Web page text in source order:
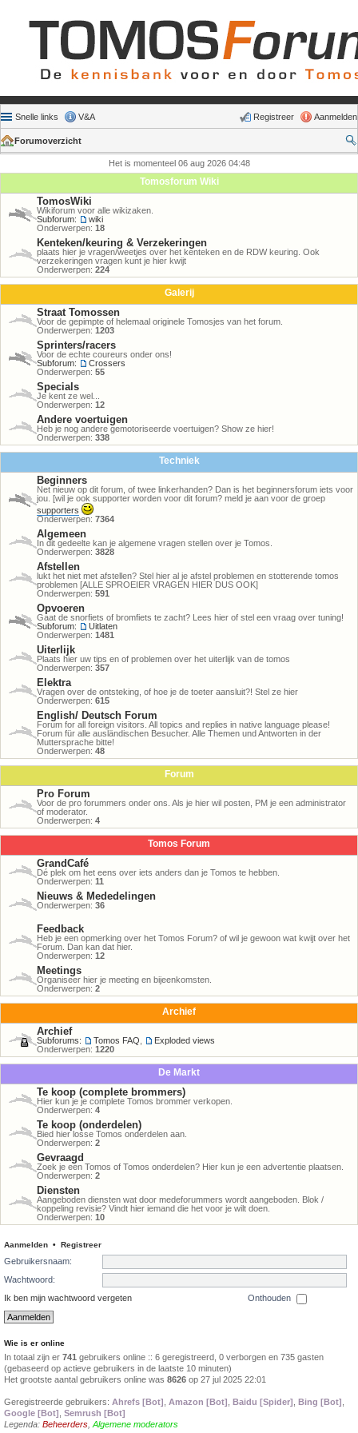
Snelle links V&A Aanmelden
Registreer
Forumoverzicht
Het is momenteel 06 aug 2026 04:48
Tomosforum Wiki
TomosWiki
Wikiforum voor alle wikizaken.
Subforum:
wiki
Onderwerpen: 18
Kenteken/keuring & Verzekeringen
plaats hier je vragen/weetjes over het kenteken en de RDW keuring. Ook
verzekeringen vragen kunt je hier kwijt
Onderwerpen: 224
Galerij
Straat Tomossen
Voor de gepimpte of helemaal originele Tomosjes van het forum.
Onderwerpen: 1203
Sprinters/racers
Voor de echte coureurs onder ons!
Subforum:
Crossers
Onderwerpen: 55
Specials
Je kent ze wel...
Onderwerpen: 12
Andere voertuigen
Heb je nog andere gemotoriseerde voertuigen? Show ze hier!
Onderwerpen: 338
Techniek
Beginners
Net nieuw op dit forum, of twee linkerhanden? Dan is het beginnersforum iets voor
jou. [wil je ook supporter worden voor dit forum? meld je aan voor de groep
supporters
Onderwerpen: 7364
Algemeen
In dit gedeelte kan je algemene vragen stellen over je Tomos.
Onderwerpen: 3828
Afstellen
lukt het niet met afstellen? Stel hier al je afstel problemen en stotterende tomos
problemen [ALLE SPROEIER VRAGEN HIER DUS OOK]
Onderwerpen: 591
Opvoeren
Gaat de snorfiets of bromfiets te zacht? Lees hier of stel een vraag over tuning!
Subforum:
Uitlaten
Onderwerpen: 1481
Uiterlijk
Plaats hier uw tips en of problemen over het uiterlijk van de tomos
Onderwerpen: 357
Elektra
Vragen over de ontsteking, of hoe je de toeter aansluit?! Stel ze hier
Onderwerpen: 615
English/ Deutsch Forum
Forum for all foreign visitors. All topics and replies in native language please!
Forum für alle ausländischen Besucher. Alle Themen und Antworten in der
Muttersprache bitte!
Onderwerpen: 48
Forum
Pro Forum
Voor de pro forummers onder ons. Als je hier wil posten, PM je een administrator
of moderator.
Onderwerpen: 4
Tomos Forum
GrandCafé
Dé plek om het eens over iets anders dan je Tomos te hebben.
Onderwerpen: 11
Nieuws & Mededelingen
Onderwerpen: 36
Feedback
Heb je een opmerking over het Tomos Forum? of wil je gewoon wat kwijt over het
Forum. Dan kan dat hier.
Onderwerpen: 12
Meetings
Organiseer hier je meeting en bijeenkomsten.
Onderwerpen: 2
Archief
Archief
Subforums: Tomos FAQ
Exploded views
Onderwerpen: 1220
De Markt
Te koop (complete brommers)
Hier kun je je complete Tomos brommer verkopen.
Onderwerpen: 4
Te koop (onderdelen)
Bied hier losse Tomos onderdelen aan.
Onderwerpen: 2
Gevraagd
Zoek je een Tomos of Tomos onderdelen? Hier kun je een advertentie plaatsen.
Onderwerpen: 2
Diensten
Aangeboden diensten wat door medeforummers wordt aangeboden. Blok /
koppeling revisie? Vindt hier iemand die het voor je wilt doen.
Onderwerpen: 10
Aanmelden • Registreer
Gebruikersnaam:
Wachtwoord:
Ik ben mijn wachtwoord vergeten
Onthouden
Wie is er online
In totaal zijn er 741 gebruikers online :: 6 geregistreerd, 0 verborgen en 735 gasten
(gebaseerd op actieve gebruikers in de laatste 10 minuten)
Het grootste aantal gebruikers online was 8626 op 27 jul 2025 22:01
Geregistreerde gebruikers: Ahrefs [Bot] Amazon [Bot] Baidu [Spider] Bing [Bot]
Google [Bot] Semrush [Bot]
Legenda: Beheerders Algemene moderators